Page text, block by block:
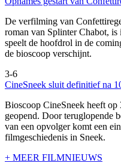
De verfilming van
roman van Splinter Chabot,
speelt de hoofdrol in de
de bioscoop verschijnt.
3-6
CineSneek sluit definitief na
Bioscoop CineSneek heeft op
geopend. Door teruglopende
van een opvolger komt een
filmgeschiedenis in Sneek.
+ MEER FILMNIEUWS